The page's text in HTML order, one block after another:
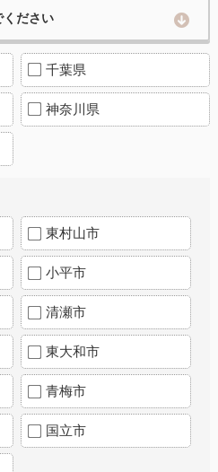
ください
千葉県
神奈川県
東村山市
小平市
清瀬市
東大和市
青梅市
国立市